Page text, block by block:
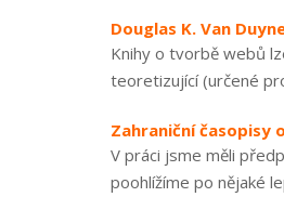
Douglas K. Van
Knihy o tvorbě webů
teoretizující (určené
Zahraniční časopisy
V práci jsme měli
poohlížíme po nějaké